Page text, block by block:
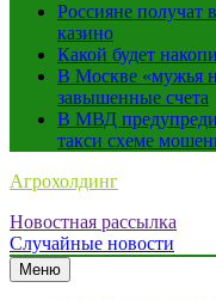
Россияне получат
казино
Какой будет
В Москве «мужья
завышенные счета
В МВД
такси схеме
Агрохолдинг
Новостная рассылка
Случайные новости
Меню